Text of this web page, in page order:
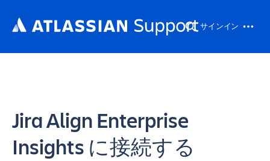
サインイン
Jira Align Enterprise
Insights に接続する